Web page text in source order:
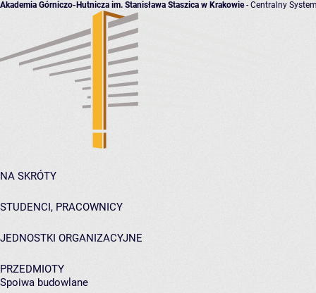
Akademia Górniczo-Hutnicza im. Stanisława Staszica w Krakowie- Centralny
NA SKRÓTY
STUDENCI, PRACOWNICY
JEDNOSTKI ORGANIZACYJNE
PRZEDMIOTY
Spoiwa budowlane